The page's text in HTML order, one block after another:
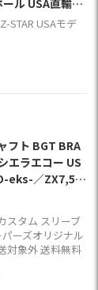
ル USA直輸入
STAR USAモデ
フト BGT BRA
エラエコー US
eks-／ZX7,5／
Z745／Z545)
スタム スリーブ
ーズオリジナル
対象外 送料無料